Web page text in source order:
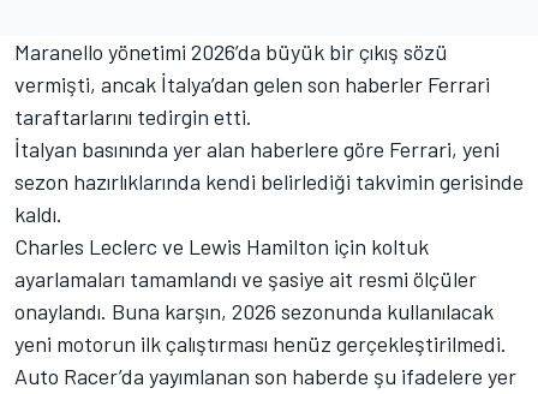
Maranello yönetimi 2026’da büyük bir çıkış sözü
vermişti, ancak İtalya’dan gelen son haberler Ferrari
taraftarlarını tedirgin etti.
İtalyan basınında yer alan haberlere göre Ferrari, yeni
sezon hazırlıklarında kendi belirlediği takvimin gerisinde
kaldı.
Charles Leclerc ve Lewis Hamilton için koltuk
ayarlamaları tamamlandı ve şasiye ait resmi ölçüler
onaylandı. Buna karşın, 2026 sezonunda kullanılacak
yeni motorun ilk çalıştırması henüz gerçekleştirilmedi.
Auto Racer’da yayımlanan son haberde şu ifadelere yer